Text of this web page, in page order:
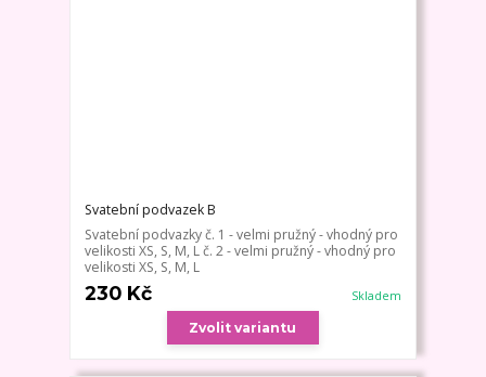
Svatební podvazek B
Svatební podvazky č. 1 - velmi pružný - vhodný pro
velikosti XS, S, M, L č. 2 - velmi pružný - vhodný pro
velikosti XS, S, M, L
230 Kč Skladem
Zvolit variantu